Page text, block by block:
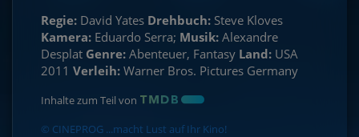
Regie: David Yates Drehbuch: Steve Kloves
Kamera: Eduardo Serra; Musik: Alexandre
Desplat Genre: Abenteuer, Fantasy Land: USA
2011 Verleih: Warner Bros. Pictures Germany
Inhalte zum Teil von
© CINEPROG ...macht Lust auf Ihr Kino!